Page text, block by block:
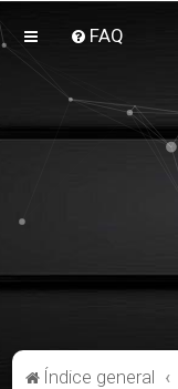
FAQ
Índice general